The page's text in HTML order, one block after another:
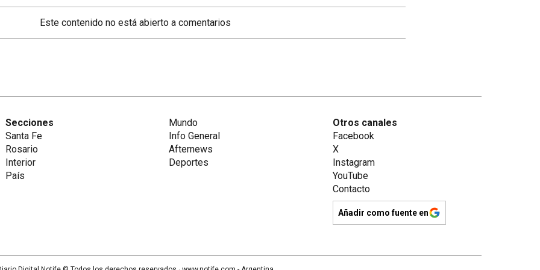
Este contenido no está abierto a comentarios
Secciones
Santa Fe
Rosario
Interior
País
Mundo
Info General
Afternews
Deportes
Otros canales
Facebook
X
Instagram
YouTube
Contacto
Añadir como fuente en